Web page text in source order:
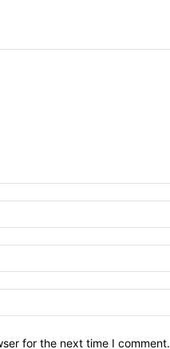
for the next time I comment.